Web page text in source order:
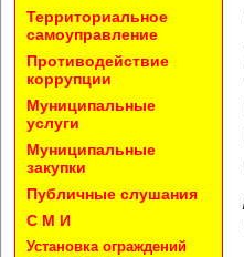
Территориальное
самоуправление
Противодействие
коррупции
Муниципальные
услуги
Муниципальные
закупки
Публичные слушания
С М И
Установка ограждений